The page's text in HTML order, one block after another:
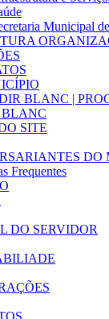
Municipal
BLANC |
SITE
DO
Frequentes
DO SERVIDOR